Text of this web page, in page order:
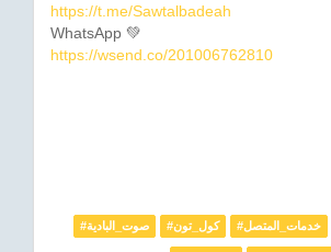
https://t.me/Sawtalbadeah
WhatsApp 💚
https://wsend.co/201006762810
#صوت_البادية #كول_تون #خدمات_المتصل